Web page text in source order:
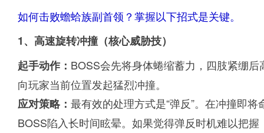
如何击败蟾蛤族副首领？掌握以下招式是关键。
1、高速旋转冲撞（核心威胁技）
起手动作： BOSS会先将身体蜷缩蓄力，四肢紧绷
向玩家当前位置发起猛烈冲撞。
应对策略： 最有效的处理方式是“弹反”。在冲撞即
BOSS陷入长时间眩晕。如果觉得弹反时机难以把